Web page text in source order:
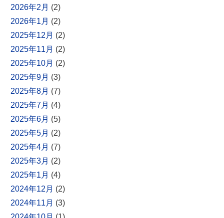
2026年2月 (2)
2026年1月 (2)
2025年12月 (2)
2025年11月 (2)
2025年10月 (2)
2025年9月 (3)
2025年8月 (7)
2025年7月 (4)
2025年6月 (5)
2025年5月 (2)
2025年4月 (7)
2025年3月 (2)
2025年1月 (4)
2024年12月 (2)
2024年11月 (3)